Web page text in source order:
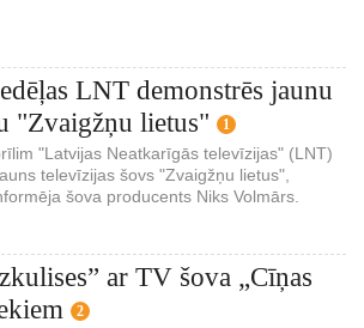
LNT demonstrēs jaunu
"Zvaigžņu lietus"
1
"Latvijas Neatkarīgās televīzijas" (LNT)
televīzijas šovs "Zvaigžņu lietus",
šova producents Niks Volmārs.
ar TV šova „Cīņas
2